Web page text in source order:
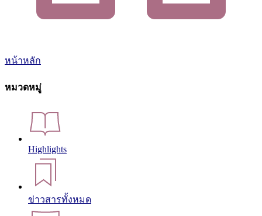
หน้าหลัก
หมวดหมู่
Highlights
ข่าวสารทั้งหมด